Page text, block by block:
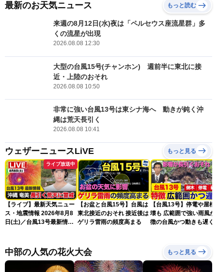
最新のお天気ニュース もっと読む
来週の8月12日(水)夜は「ペルセウス座流星群」多
くの流星が出現
2026.08.08 12:30
大型の台風15号(チャンホン) 週前半に東北に接
近・上陸のおそれ
2026.08.08 10:50
非常に強い台風13号は東シナ海へ 動きが鈍く沖
縄は荒天長引く
2026.08.08 10:41
ウェザーニュースLiVE もっと見る
ライブ放送中
【ライブ】最新天気ニュー
ス・地震情報 2026年8月8
日(土)／台風13号最新情
フタヌーン・山岸愛梨／芳
野達郎〉
【お盆と台風15号】台風は
東北接近のおそれ 接近後は
ゲリラ雷雨の頻度高まる
【台風13号】停電や屋根
壊も 広範囲で強い雨風が
徴の台風かつ動きも遅く
中部の人気の花火大会 もっと見る